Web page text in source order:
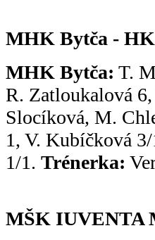
MHK Bytča -
MHK Bytča: T.
R. Zatloukalová
Slocíková, M.
1, V. Kubíčková
1/1. Trénerka:
MŠK IUVENTA